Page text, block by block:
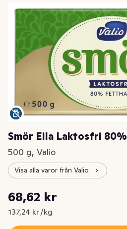
Smör Eila Laktosfri 80%
500 g, Valio
Visa alla varor från Valio
Nuvarande pris är: 68,62 kr
68,62 kr
137,24 kr /kg
Styckpris: 137,24 kr /kg